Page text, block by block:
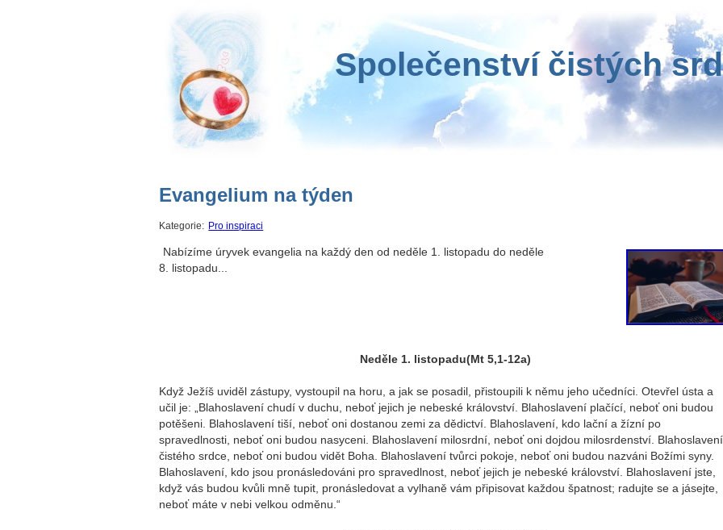
Společenství čistých
Evangelium na týden
Kategorie: Pro inspiraci
Nabízíme úryvek evangelia na každý den od neděle 1. listopadu do neděle
8. listopadu...
Neděle 1. listopadu(Mt 5,1-12a)
Když Ježíš uviděl zástupy, vystoupil na horu, a jak se posadil, přistoupili k němu jeho učedníci. Otevřel ústa a
učil je: „Blahoslavení chudí v duchu, neboť jejich je nebeské království. Blahoslavení plačící, neboť oni budou
potěšeni. Blahoslavení tiší, neboť oni dostanou zemi za dědictví. Blahoslavení, kdo lační a žízní po
spravedlnosti, neboť oni budou nasyceni. Blahoslavení milosrdní, neboť oni dojdou milosrdenství. Blahoslavení
čistého srdce, neboť oni budou vidět Boha. Blahoslavení tvůrci pokoje, neboť oni budou nazváni Božími syny.
Blahoslavení, kdo jsou pronásledováni pro spravedlnost, neboť jejich je nebeské království. Blahoslavení jste,
když vás budou kvůli mně tupit, pronásledovat a vylhaně vám připisovat každou špatnost; radujte se a jásejte,
neboť máte v nebi velkou odměnu.“